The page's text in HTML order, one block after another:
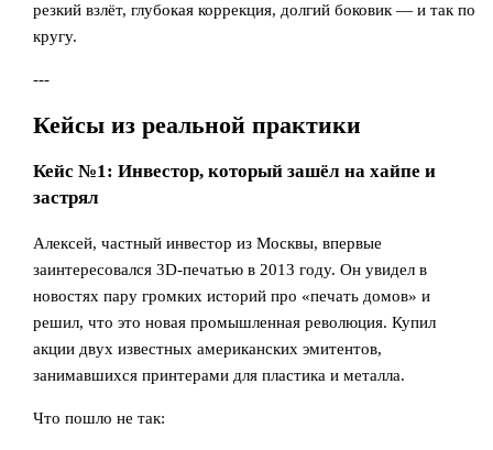
резкий взлёт, глубокая коррекция, долгий боковик — и так по
кругу.
---
Кейсы из реальной практики
Кейс №1: Инвестор, который зашёл на хайпе и
застрял
Алексей, частный инвестор из Москвы, впервые
заинтересовался 3D-печатью в 2013 году. Он увидел в
новостях пару громких историй про «печать домов» и
решил, что это новая промышленная революция. Купил
акции двух известных американских эмитентов,
занимавшихся принтерами для пластика и металла.
Что пошло не так: